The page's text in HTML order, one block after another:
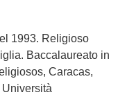
1993. Religioso
Baccalaureato in
Caracas,